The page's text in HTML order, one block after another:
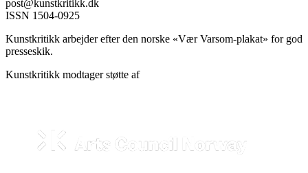
post@kunstkritikk.dk
ISSN 1504-0925
Kunstkritikk arbejder efter den norske «Vær Varsom-plakat» for god
presseskik.
Kunstkritikk modtager støtte af